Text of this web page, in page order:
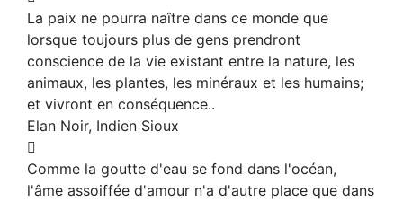
La paix ne pourra naître dans ce monde que
lorsque toujours plus de gens prendront
conscience de la vie existant entre la nature, les
animaux, les plantes, les minéraux et les humains;
et vivront en conséquence..
Elan Noir, Indien Sioux
Comme la goutte d'eau se fond dans l'océan,
l'âme assoiffée d'amour n'a d'autre place que dans